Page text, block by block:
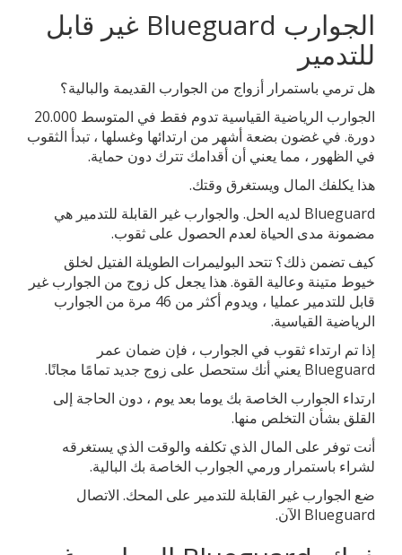
الجوارب Blueguard غير قابل
للتدمير
هل ترمي باستمرار أزواج من الجوارب القديمة والبالية؟
الجوارب الرياضية القياسية تدوم فقط في المتوسط ​​20.000
دورة. في غضون بضعة أشهر من ارتدائها وغسلها ، تبدأ الثقوب
في الظهور ، مما يعني أن أقدامك تترك دون حماية.
هذا يكلفك المال ويستغرق وقتك.
Blueguard لديه الحل. والجوارب غير القابلة للتدمير هي
مضمونة مدى الحياة لعدم الحصول على ثقوب.
كيف تضمن ذلك؟ تتحد البوليمرات الطويلة الفتيل لخلق
خيوط متينة وعالية القوة. هذا يجعل كل زوج من الجوارب غير
قابل للتدمير عمليا ، ويدوم أكثر من 46 مرة من الجوارب
الرياضية القياسية.
إذا تم ارتداء ثقوب في الجوارب ، فإن ضمان عمر
Blueguard يعني أنك ستحصل على زوج جديد تمامًا مجانًا.
ارتداء الجوارب الخاصة بك يوما بعد يوم ، دون الحاجة إلى
القلق بشأن التخلص منها.
أنت توفر على المال الذي تكلفه والوقت الذي يستغرقه
لشراء باستمرار ورمي الجوارب الخاصة بك البالية.
ضع الجوارب غير القابلة للتدمير على المحك. الاتصال
Blueguard الآن.